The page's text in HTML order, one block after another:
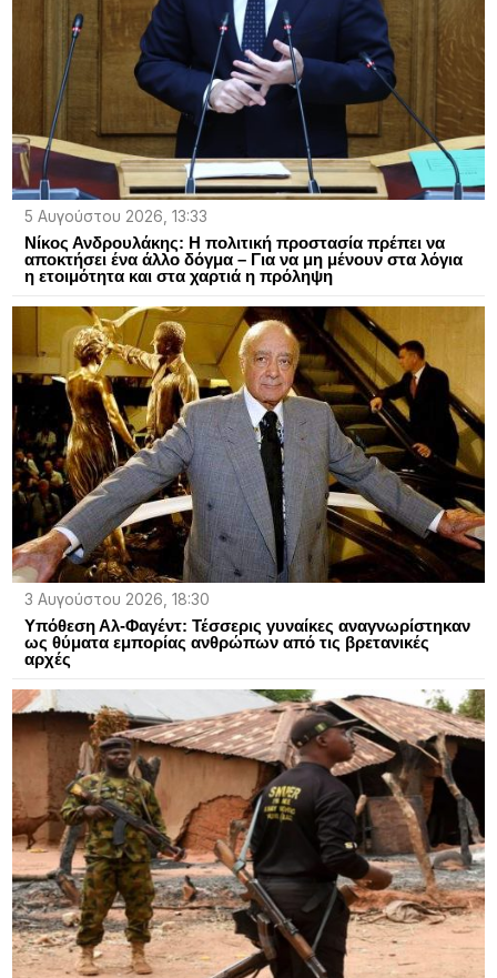
5 Αυγούστου 2026, 13:33
Νίκος Ανδρουλάκης: Η πολιτική προστασία πρέπει να
αποκτήσει ένα άλλο δόγμα – Για να μη μένουν στα λόγια
η ετοιμότητα και στα χαρτιά η πρόληψη
3 Αυγούστου 2026, 18:30
Υπόθεση Αλ-Φαγέντ: Τέσσερις γυναίκες αναγνωρίστηκαν
ως θύματα εμπορίας ανθρώπων από τις βρετανικές
αρχές